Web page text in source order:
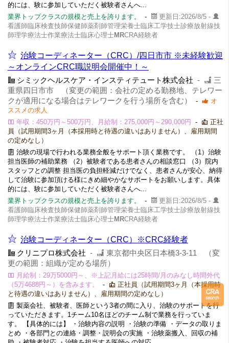
的には、験に参加していただく被験者さんへ...
業界トップクラスの規模と売上を誇ります。
-
更新日:2026/8/5 -
看護師臨床検査技師保健師薬剤師管理栄養士臨床工学技士診療放射線技
師理学療法士作業療法士臨床心理士MRCRA経験者
治験コーディネーター（CRC）/四日市市 ※未経験歓迎
～オンラインCRC職説明会開催中！～
シミックヘルスケア・インスティテュート株式会社 -
三
重県四日市市 （変更の範囲：会社の定める勤務地、テレワー
クが適用になる場合はテレワークを行う場所を含む）
-
オ
ススメの求人
年収：450万円～500万円、月給制：275,000円～290,000円
-
正社
員（試用期間3ヶ月（本採用時と待遇の違いはありません）、雇用期間
の定めなし）
治験の現場で行われる業務全般をサポート頂く業務です。 （1）治験
担当医師の補助業務 （2）被験者である患者さんの相談窓口 （3）院内
スタッフとの調整 担当医の負担軽減だけでなく、患者さんが安心、納得
して治験に参加頂ける様にきめ細やかなサポートをお願いします。具体
的には、験に参加していただく被験者さんへ...
業界トップクラスの規模と売上を誇ります。
-
更新日:2026/8/5 -
看護師臨床検査技師保健師薬剤師管理栄養士臨床工学技士診療放射線技
師理学療法士作業療法士臨床心理士MRCRA経験者
治験コーディネーター（CRC）※CRC経験者
クリニプロ株式会社 -
東京都中央区⽇本橋3-3-11 （変
更の範囲：組織が定める場所）
⽉給制：29万5000円～、※上記月給には25時間/月のみなし時間外代
（5万4688円～）を含みます。
-
正社員（試用期間3ヶ月（本採用時
と待遇の違いはありません）、雇用期間の定めなし）
製薬会社、被験者、医師という3者の間に入り、治験のサポートを⾏
っていただきます。1チーム10名ほどのチーム制で業務を⾏っていま
す。 【具体的には】 ・治験内容の説明 ・治験の準備 ・データの取りま
とめ ・各部⾨との連絡・調整・説明会の実施 ・治験薬搬⼊、回収の補